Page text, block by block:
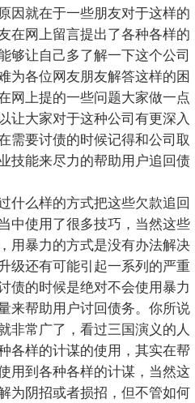
因就在于一些朋友对于这样的
在网上留言提出了各种各样的
够让自己多了解一下这个公司
为各位网友朋友解答这样的困
网上提的一些问题大家做一点
让大家对于这种公司有更深入
需要讨债的时候记得和公司取
技能来尽力的帮助用户追回债
什么样的方式把这些欠款追回
中使用了很多技巧，当然这些
用暴力的方式是没有办法解决
级还有可能引起一系列的严重
债的时候是绝对不会使用暴力
来帮助用户讨回债务。你所说
非常广了，看过三国演义的人
各样的计谋的使用，其实在帮
用到各种各样的计谋，当然这
为阴招或者损招，但不管如何